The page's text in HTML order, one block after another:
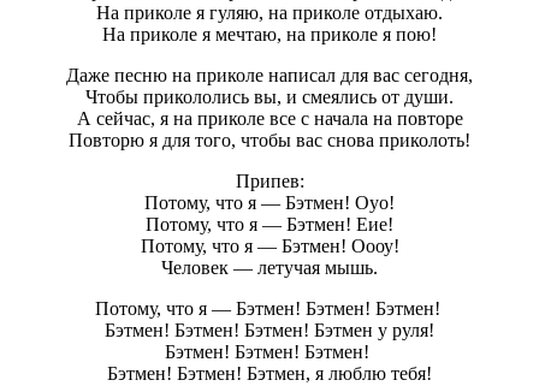
На приколе я гуляю, на приколе отдыхаю.
На приколе я мечтаю, на приколе я пою!
Даже песню на приколе написал для вас сегодня,
Чтобы прикололись вы, и смеялись от души.
А сейчас, я на приколе все с начала на повторе
Повторю я для того, чтобы вас снова приколоть!
Припев:
Потому, что я — Бэтмен! Оуо!
Потому, что я — Бэтмен! Еие!
Потому, что я — Бэтмен! Оооу!
Человек — летучая мышь.
Потому, что я — Бэтмен! Бэтмен! Бэтмен!
Бэтмен! Бэтмен! Бэтмен! Бэтмен у руля!
Бэтмен! Бэтмен! Бэтмен!
Бэтмен! Бэтмен! Бэтмен, я люблю тебя!